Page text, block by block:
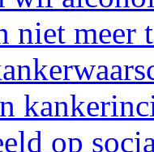
niet meer
op